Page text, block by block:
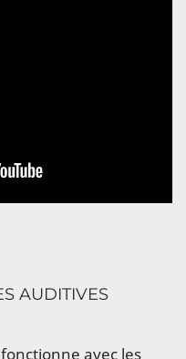
AUDITIVES
avec les